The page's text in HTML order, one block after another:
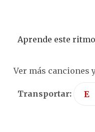
Aprende este
Ver más canciones
Transportar: